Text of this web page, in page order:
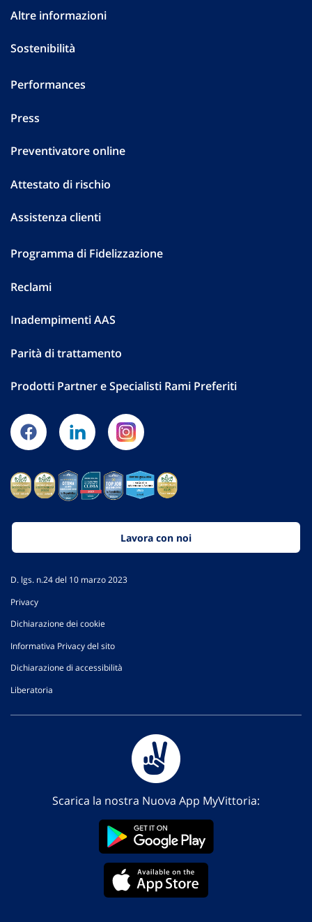
Altre informazioni
Sostenibilità
Performances
Press
Preventivatore online
Attestato di rischio
Assistenza clienti
Programma di Fidelizzazione
Reclami
Inadempimenti AAS
Parità di trattamento
Prodotti Partner e Specialisti Rami Preferiti
Lavora con noi
D. lgs. n.24 del 10 marzo 2023
Privacy
Dichiarazione dei cookie
Informativa Privacy del sito
Dichiarazione di accessibilità
Liberatoria
Scarica la nostra Nuova App MyVittoria: